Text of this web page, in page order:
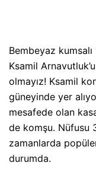
Bembeyaz
Ksamil
olmayız! Ksamil
güneyinde yer
mesafede olan
de komşu. Nüfusu
zamanlarda
durumda.